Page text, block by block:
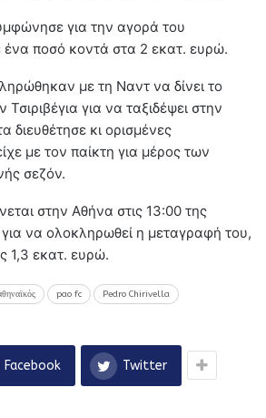
για την αγορά του
ποσό κοντά στα 2 εκατ. ευρώ.
με τη Ναντ να δίνει το
για να ταξιδέψει στην
κι ορισμένες
με τον παίκτη για μέρος των
σεζόν.
στην Αθήνα στις 13:00 της
να ολοκληρωθεί η μεταγραφή του,
1,3 εκατ. ευρώ.
pao fc Pedro Chirivella
Facebook Twitter